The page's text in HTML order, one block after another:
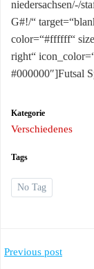
niedersachsen/-/
G#!/“
color=“#ffffff“
right“
#000000″]Futsal
Kategorie
Verschiedenes
Tags
No Tag
Post
Previous post